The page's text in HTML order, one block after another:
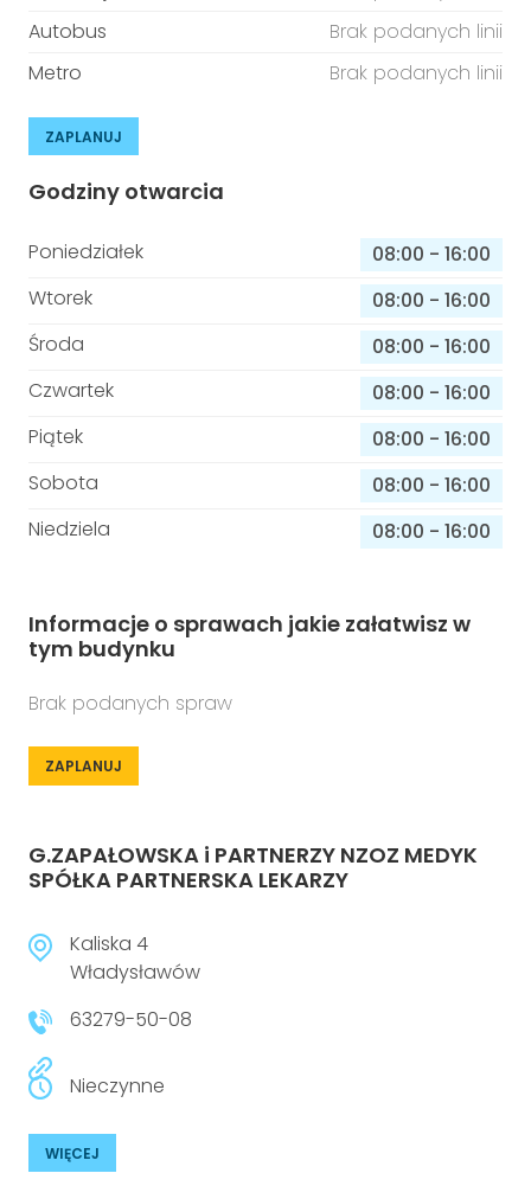
Autobus
Brak podanych linii
Metro
Brak podanych linii
ZAPLANUJ
Godziny otwarcia
Poniedziałek 08:00 - 16:00
Wtorek
08:00 - 16:00
Środa
08:00 - 16:00
Czwartek
08:00 - 16:00
Piątek
08:00 - 16:00
Sobota
08:00 - 16:00
Niedziela
08:00 - 16:00
Informacje o sprawach jakie załatwisz w
tym budynku
Brak podanych spraw
ZAPLANUJ
G.ZAPAŁOWSKA i PARTNERZY NZOZ MEDYK
SPÓŁKA PARTNERSKA LEKARZY
Kaliska 4
Władysławów
63279-50-08
Nieczynne
WIĘCEJ